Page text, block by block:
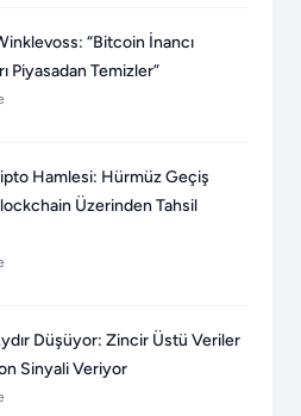
“Bitcoin İnancı
Piyasadan Temizler”
Hamlesi: Hürmüz Geçiş
Üzerinden Tahsil
Düşüyor: Zincir Üstü Veriler
Sinyali Veriyor